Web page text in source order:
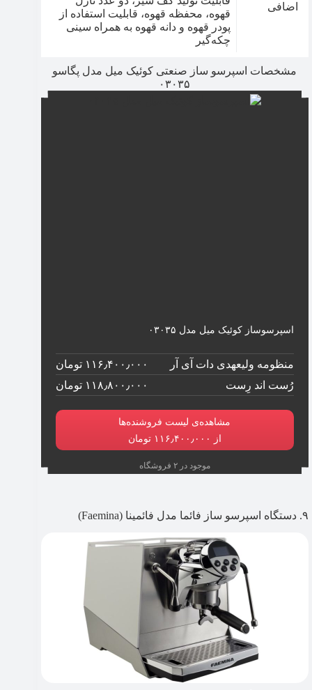
اضافی
قهوه، محفظه قهوه، قابلیت استفاده از
پودر قهوه و دانه قهوه به همراه سینی
چکه‌گیر
مشخصات اسپرسو ساز صنعتی کوئیک میل مدل پگاسو
۰۳۰۳۵
اسپرسوساز کوئیک میل مدل ۰۳۰۳۵
منظومه ولیعهدی دات آی آر
۱۱۶٫۴۰۰٫۰۰۰ تومان
رُست اند رِست
۱۱۸٫۸۰۰٫۰۰۰ تومان
مشاهده‌ی لیست فروشنده‌ها
از ۱۱۶٫۴۰۰٫۰۰۰ تومان
موجود در ۲ فروشگاه
۹. دستگاه اسپرسو ساز فائما مدل فائمینا (Faemina)